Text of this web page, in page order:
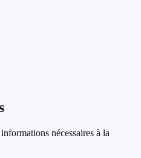
nécessaires à la